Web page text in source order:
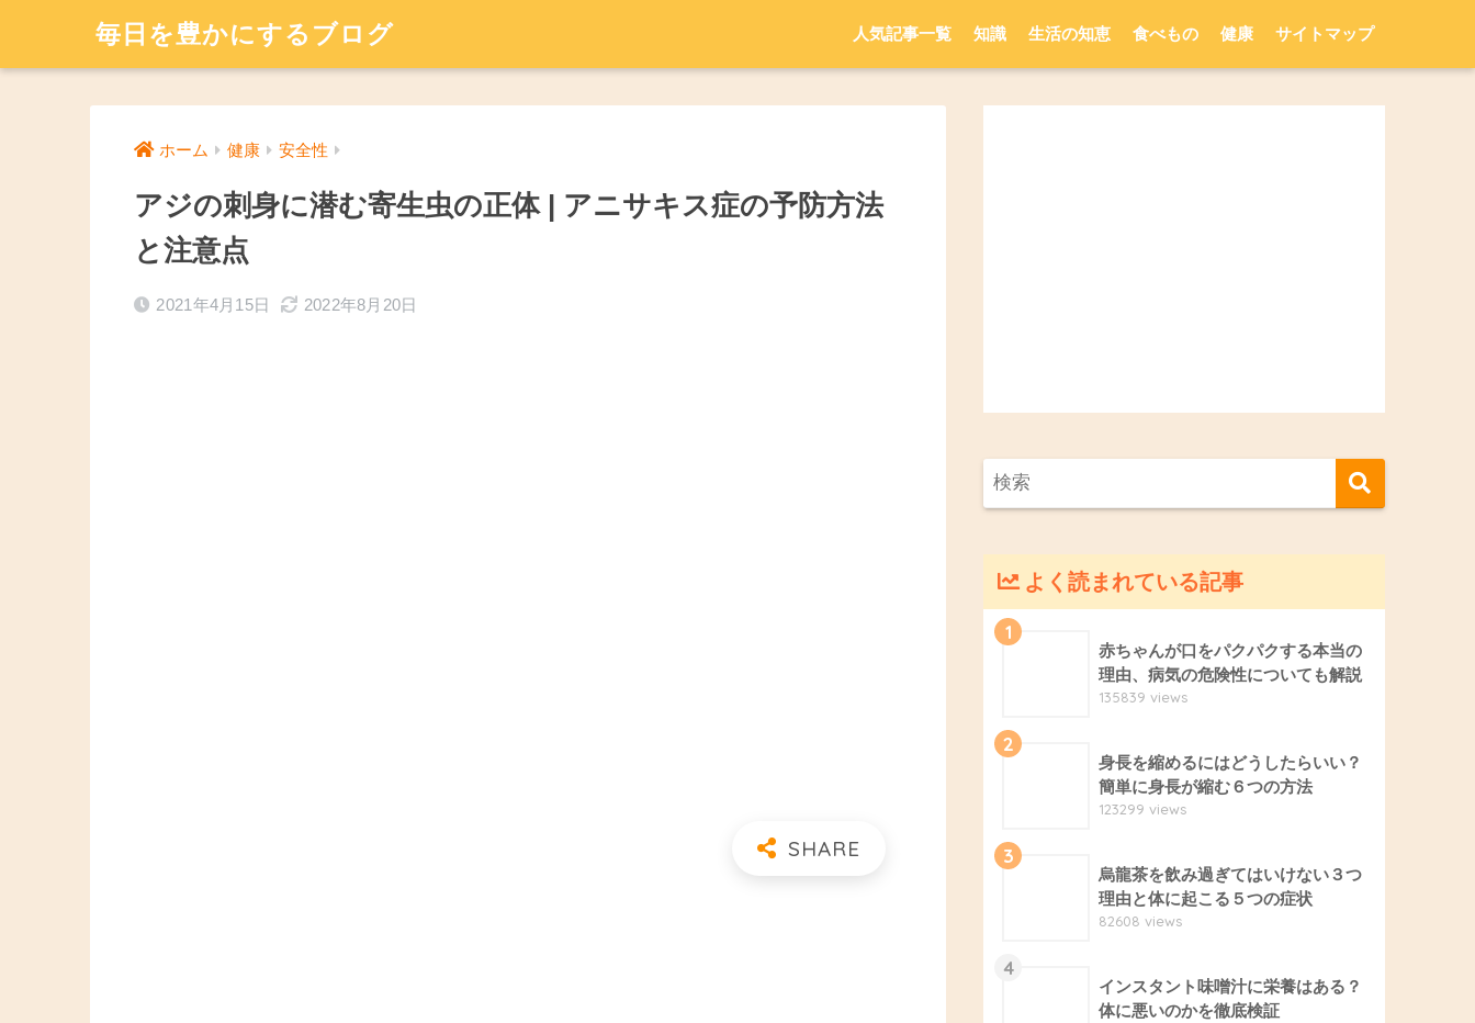
毎日を豊かにするブログ 人気記事一覧 知識 生活の知恵 食べもの 健康 サイトマップ
ホーム 健康 安全性
アジの刺身に潜む寄生虫の正体 | アニサキス症の予防方法
と注意点
2021年4月15日 2022年8月20日
よく読まれている記事
1
赤ちゃんが口をパクパクする本当の
理由、病気の危険性についても解説
135839 views
2
身長を縮めるにはどうしたらいい？
簡単に身長が縮む６つの方法
123299 views
3
烏龍茶を飲み過ぎてはいけない３つ
理由と体に起こる５つの症状
82608 views
4
インスタント味噌汁に栄養はある？
体に悪いのかを徹底検証